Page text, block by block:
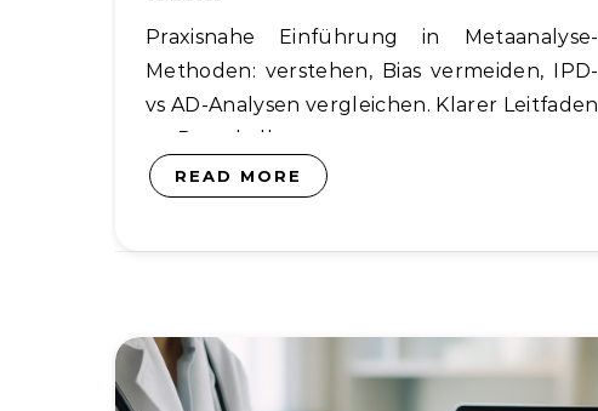
Praxisnahe Einführung in Metaanalyse-
Methoden: verstehen, Bias vermeiden, IPD-
vs AD-Analysen vergleichen. Klarer Leitfaden
zu Protokollen,…
READ MORE